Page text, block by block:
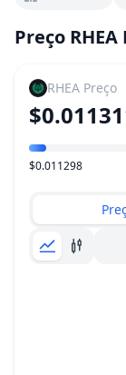
Preço RHEA
RHEA Preço
Faixa de preço
$0.011298